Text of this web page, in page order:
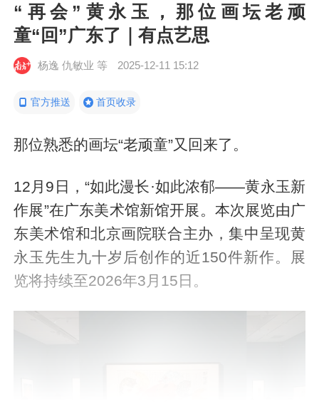
“再会”黄永玉，那位画坛老顽
童“回”广东了｜有点艺思
杨逸 仇敏业 等 2025-12-11 15:12
官方推送 首页收录
那位熟悉的画坛“老顽童”又回来了。
12月9日，“如此漫长·如此浓郁——黄永玉新
作展”在广东美术馆新馆开展。本次展览由广
东美术馆和北京画院联合主办，集中呈现黄
永玉先生九十岁后创作的近150件新作。展
览将持续至2026年3月15日。